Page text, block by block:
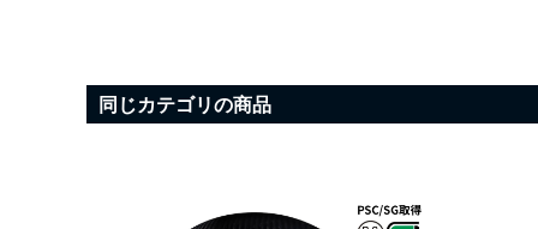
同じカテゴリの商品